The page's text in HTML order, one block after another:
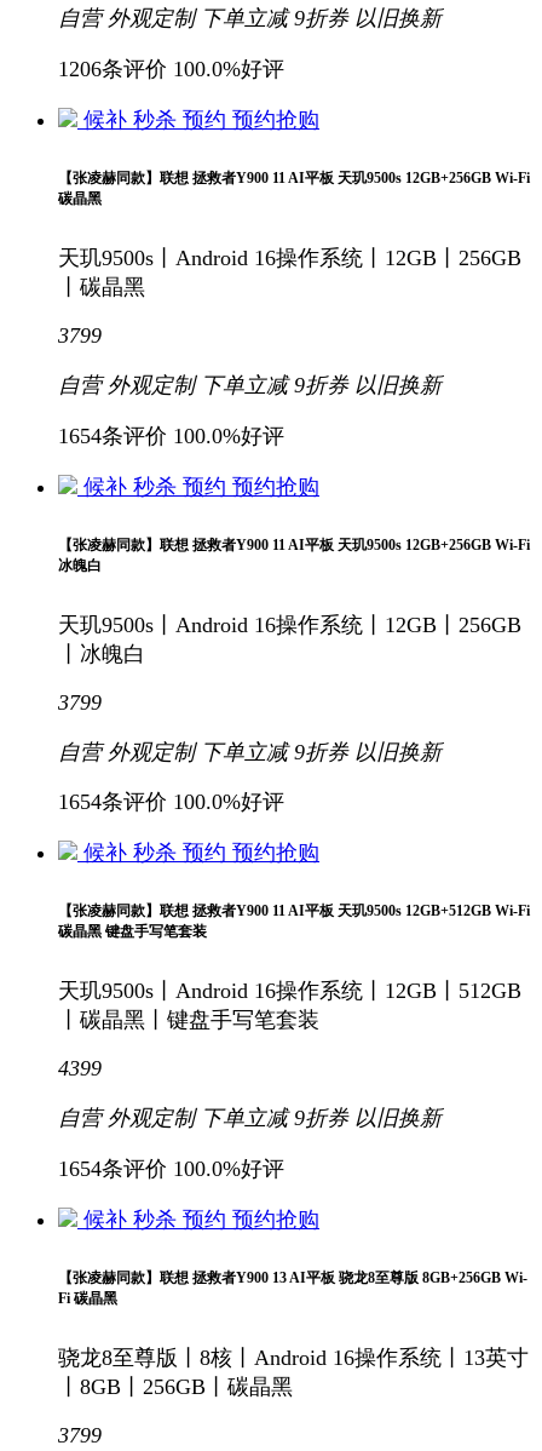
自营 外观定制 下单立减 9折券 以旧换新
1206条评价 100.0%好评
候补 秒杀 预约 预约抢购
【张凌赫同款】联想 拯救者Y900 11 AI平板 天玑9500s 12GB+256GB Wi-Fi
碳晶黑
天玑9500s丨Android 16操作系统丨12GB丨256GB
丨碳晶黑
3799
自营 外观定制 下单立减 9折券 以旧换新
1654条评价 100.0%好评
候补 秒杀 预约 预约抢购
【张凌赫同款】联想 拯救者Y900 11 AI平板 天玑9500s 12GB+256GB Wi-Fi
冰魄白
天玑9500s丨Android 16操作系统丨12GB丨256GB
丨冰魄白
3799
自营 外观定制 下单立减 9折券 以旧换新
1654条评价 100.0%好评
候补 秒杀 预约 预约抢购
【张凌赫同款】联想 拯救者Y900 11 AI平板 天玑9500s 12GB+512GB Wi-Fi
碳晶黑 键盘手写笔套装
天玑9500s丨Android 16操作系统丨12GB丨512GB
丨碳晶黑丨键盘手写笔套装
4399
自营 外观定制 下单立减 9折券 以旧换新
1654条评价 100.0%好评
候补 秒杀 预约 预约抢购
【张凌赫同款】联想 拯救者Y900 13 AI平板 骁龙8至尊版 8GB+256GB Wi-
Fi 碳晶黑
骁龙8至尊版丨8核丨Android 16操作系统丨13英寸
丨8GB丨256GB丨碳晶黑
3799